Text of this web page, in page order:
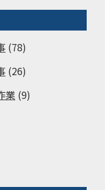
(78)
(26)
業 (9)